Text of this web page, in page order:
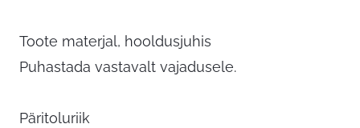
Toote materjal, hooldusjuhis
Puhastada vastavalt vajadusele.
Päritoluriik